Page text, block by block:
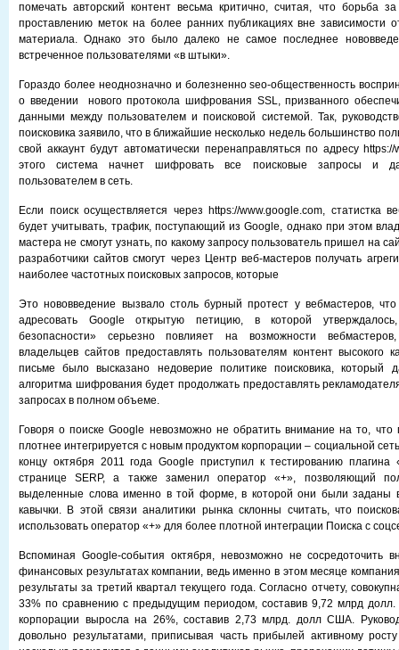
помечать авторский контент весьма критично, считая, что борьба
проставлению меток на более ранних публикациях вне зависимости
материала. Однако это было далеко не самое последнее
встреченное пользователями «в штыки».
Гораздо более неоднозначно и болезненно seo-общественность
о введении нового протокола шифрования SSL, призванного
данными между пользователем и поисковой системой. Так,
поисковика заявило, что в ближайшие несколько недель большинство
свой аккаунт будут автоматически перенаправляться по адресу
этого система начнет шифровать все поисковые запросы и
пользователем в сеть.
Если поиск осуществляется через https://www.google.com, статистка
будет учитывать, трафик, поступающий из Google, однако при этом
мастера не смогут узнать, по какому запросу пользователь пришел на
разработчики сайтов смогут через Центр веб-мастеров получать
наиболее частотных поисковых запросов, которые
Это нововведение вызвало столь бурный протест у вебмастеров,
адресовать Google открытую петицию, в которой
безопасности» серьезно повлияет на возможности
владельцев сайтов предоставлять пользователям контент высокого
письме было высказано недоверие политике поисковика, который
алгоритма шифрования будет продолжать предоставлять
запросах в полном объеме.
Говоря о поиске Google невозможно не обратить внимание на то, что
плотнее интегрируется с новым продуктом корпорации – социальной
концу октября 2011 года Google приступил к тестированию плагина
странице SERP, а также заменил оператор «+», позволяющий
выделенные слова именно в той форме, в которой они были заданы
кавычки. В этой связи аналитики рынка склонны считать, что
использовать оператор «+» для более плотной интеграции Поиска с
Вспоминая Google-события октября, невозможно не сосредоточить
финансовых результатах компании, ведь именно в этом месяце
результаты за третий квартал текущего года. Согласно отчету,
33% по сравнению с предыдущим периодом, составив 9,72 млрд
корпорации выросла на 26%, составив 2,73 млрд. долл США.
довольно результатами, приписывая часть прибылей активному